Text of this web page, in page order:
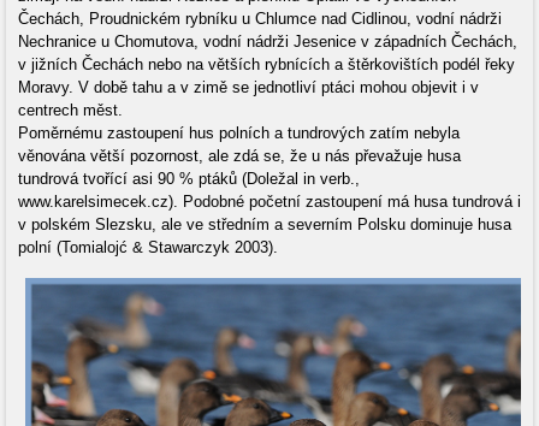
Čechách, Proudnickém rybníku u Chlumce nad Cidlinou, vodní nádrži
Nechranice u Chomutova, vodní nádrži Jesenice v západních Čechách,
v jižních Čechách nebo na větších rybnících a štěrkovištích podél řeky
Moravy. V době tahu a v zimě se jednotliví ptáci mohou objevit i v
centrech měst.
Poměrnému zastoupení hus polních a tundrových zatím nebyla
věnována větší pozornost, ale zdá se, že u nás převažuje husa
tundrová tvořící asi 90 % ptáků (Doležal in verb.,
www.karelsimecek.cz). Podobné početní zastoupení má husa tundrová i
v polském Slezsku, ale ve středním a severním Polsku dominuje husa
polní (Tomialojć & Stawarczyk 2003).